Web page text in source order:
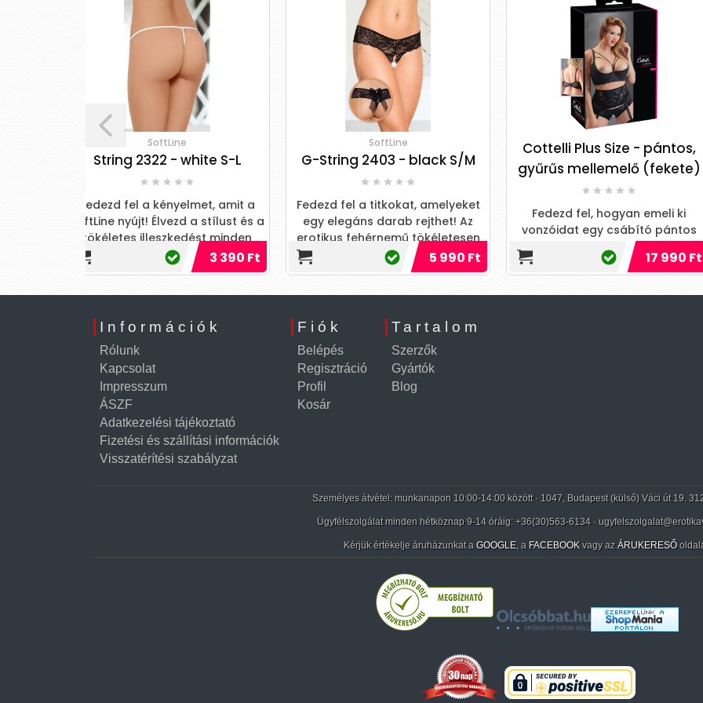
SoftLine
G-String 2403 - black S/M
Fedezd fel a titkokat, amelyeket
egy elegáns darab rejthet! Az
erotikus fehérnemű tökéletesen
kiemeli a női bájakat és felébreszti
a vágyakat!
5 990 Ft
Cottelli Plus Size - pántos,
gyűrűs mellemelő (fekete)
Fedezd fel, hogyan emeli ki
vonzóidat egy csábító pántos
darab, amely minden mozdulatnál
fokozza az érzékiségedet!
17 990 Ft
Cottelli -
bondage szett
Élj át féktelen gyönyört
káprázatos bondage
az érzéki felfedezést
37
33
Információk
Rólunk
Kapcsolat
Impresszum
ÁSZF
Adatkezelési tájékoztató
Fizetési és szállítási információk
Visszatérítési szabályzat
Fiók
Belépés
Regisztráció
Profil
Kosár
Tartalom
Szerzők
Gyártók
Blog
Személyes átvétel: munkanapon 10:00-14:00 között · 1047, Budapest (külső) Váci út 19.
Ügyfélszolgálat minden hétköznap 9-14 óráig: +36(30)563-6134 ·
Kérjük értékelje áruházunkat a GOOGLE, a FACEBOOK vagy az ÁRUKERESŐ